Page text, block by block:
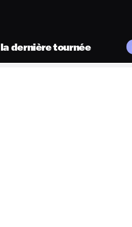
la dernière tournée